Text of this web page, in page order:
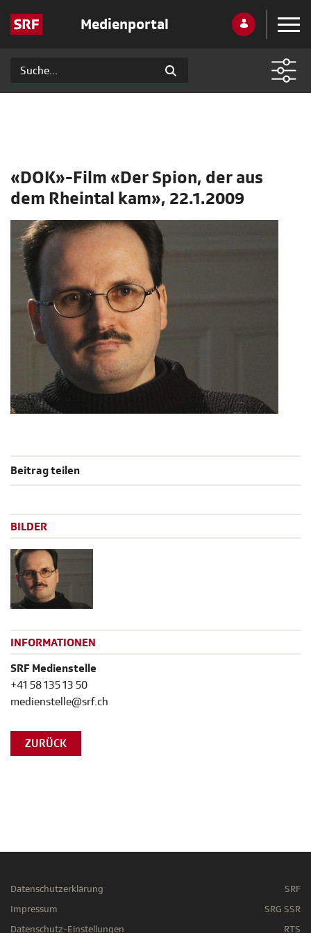
Medienportal
«DOK»-Film «Der Spion, der aus
dem Rheintal kam», 22.1.2009
Beitrag teilen
BILDER
INFORMATIONEN
SRF Medienstelle
+41 58 135 13 50
medienstelle@srf.ch
ZURÜCK
Datenschutzerklärung
Impressum
Datenschutz-Einstellungen
SRF
SRG SSR
RTS